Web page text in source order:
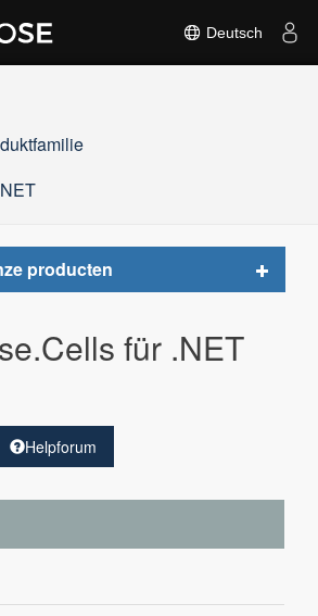
Deutsch
producten
Toggle
für .NET
Helpforum